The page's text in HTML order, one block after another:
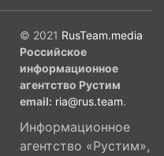
© 2021 RusTeam.media
Российское
информационное
агентство Рустим
email: ria@rus.team.
Информационное
агентство «Рустим»,